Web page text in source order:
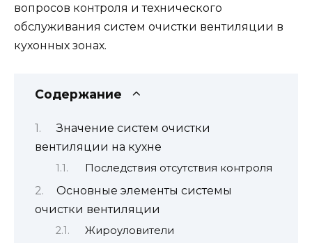
вопросов контроля и технического
обслуживания систем очистки вентиляции в
кухонных зонах.
Содержание
Значение систем очистки
вентиляции на кухне
Последствия отсутствия контроля
Основные элементы системы
очистки вентиляции
Жироуловители